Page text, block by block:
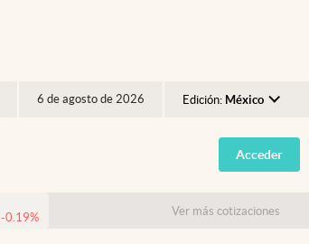
6 de agosto de 2026 Edición: México
Argentina
España
USA
Acceder
-0.19% Ver más cotizaciones